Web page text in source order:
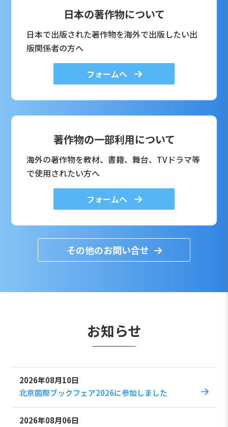
日本の著作物について
日本で出版された著作物を海外で出版したい出
版関係者の方へ
フォームへ
著作物の一部利用について
海外の著作物を教材、書籍、舞台、TVドラマ等
で使用されたい方へ
フォームへ
その他のお問い合せ
お知らせ
2026年08月10日
北京国際ブックフェア2026に参加しました
2026年08月06日